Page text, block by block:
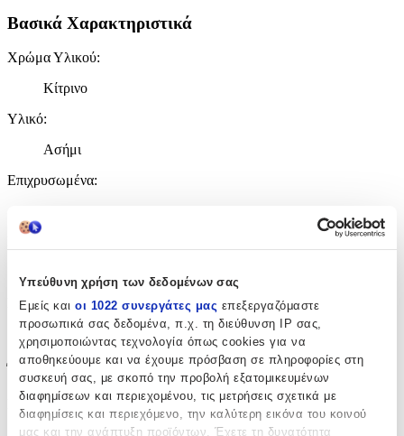
Υπεύθυνη χρήση των δεδομένων σας
Εμείς και οι 1022 συνεργάτες μας επεξεργαζόμαστε
προσωπικά σας δεδομένα, π.χ. τη διεύθυνση IP σας,
χρησιμοποιώντας τεχνολογία όπως cookies για να
αποθηκεύουμε και να έχουμε πρόσβαση σε πληροφορίες στη
συσκευή σας, με σκοπό την προβολή εξατομικευμένων
διαφημίσεων και περιεχομένου, τις μετρήσεις σχετικά με
διαφημίσεις και περιεχόμενο, την καλύτερη εικόνα του κοινού
μας και την ανάπτυξη προϊόντων. Έχετε τη δυνατότητα
Βασικά Χαρακτηριστικά
Χρώμα Υλικού:
Κίτρινο
Υλικό:
Ασήμι
Επιχρυσωμένα:
Σετ:
Έξτρα Χαρακτηριστικά
Piercing: